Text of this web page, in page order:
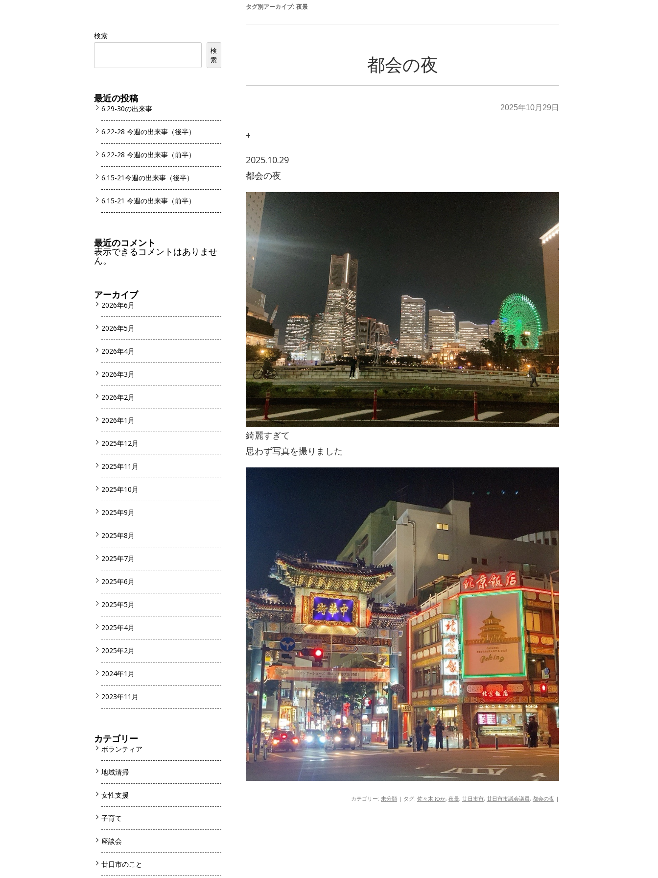
タグ別アーカイブ: 夜景
都会の夜
2025年10月29日
+
2025.10.29
都会の夜
綺麗すぎて
思わず写真を撮りました
カテゴリー: 未分類 | タグ: 佐々木 ゆか, 夜景, 廿日市市, 廿日市市議会議員, 都会の夜 |
検索
検
索
最近の投稿
6.29-30の出来事
6.22-28 今週の出来事（後半）
6.22-28 今週の出来事（前半）
6.15-21今週の出来事（後半）
6.15-21 今週の出来事（前半）
最近のコメント
表示できるコメントはありませ
ん。
アーカイブ
2026年6月
2026年5月
2026年4月
2026年3月
2026年2月
2026年1月
2025年12月
2025年11月
2025年10月
2025年9月
2025年8月
2025年7月
2025年6月
2025年5月
2025年4月
2025年2月
2024年1月
2023年11月
カテゴリー
ボランティア
地域清掃
女性支援
子育て
座談会
廿日市のこと